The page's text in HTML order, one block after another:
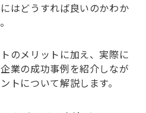
はどうすれば良いのかわか
のメリットに加え、実際に
業の成功事例を紹介しなが
トについて解説します。